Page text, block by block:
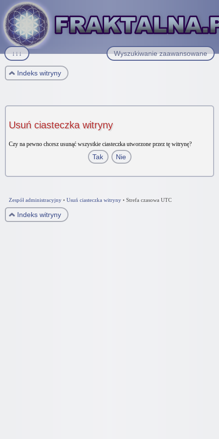
Wyszukiwanie zaawansowane
↓↓↓
Indeks witryny
Usuń ciasteczka witryny
Czy na pewno chcesz usunąć wszystkie ciasteczka utworzone przez tę witrynę?
Zespół administracyjny • Usuń ciasteczka witryny • Strefa czasowa UTC
Indeks witryny